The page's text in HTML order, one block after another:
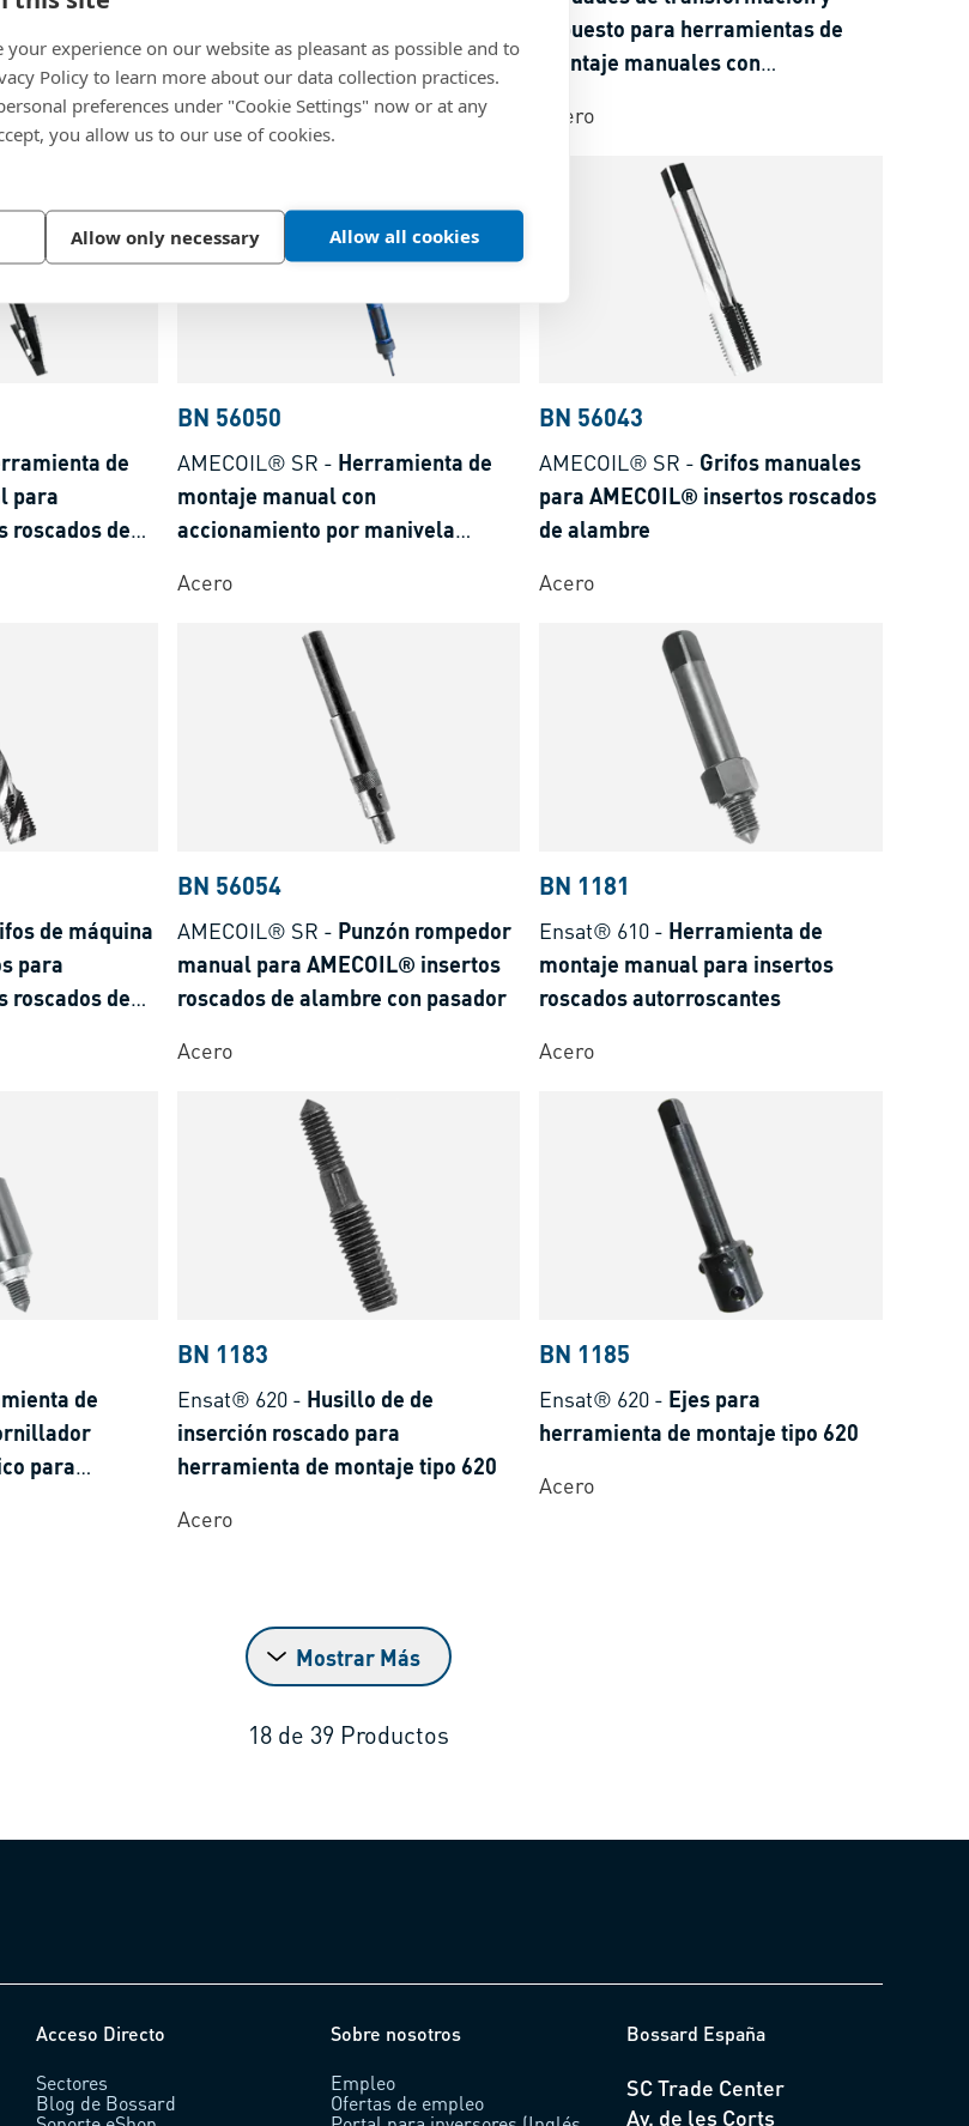
your experience on our website as pleasant as possible and to
Policy to learn more about our data collection practices.
preferences under "Cookie Settings" now or at any
you allow us to our use of cookies.
Allow only necessary Allow all cookies
alambre con
roscados de alambre con pasador
Acero
repuesto para herramientas de
montaje manuales con
FILTEC®+ / LOCKFIL®+ insertos
roscados de alambre con pasador
Acero
de
para
roscados de
BN 56050
AMECOIL® SR - Herramienta de
montaje manual con
accionamiento por manivela
AMECOIL® insertos roscados de
alambre con pasador
Acero
BN 56043
AMECOIL® SR - Grifos manuales
para AMECOIL® insertos roscados
de alambre
Acero
de máquina
para
roscados de
BN 56054
AMECOIL® SR - Punzón rompedor
manual para AMECOIL® insertos
roscados de alambre con pasador
Acero
BN 1181
Ensat® 610 - Herramienta de
montaje manual para insertos
roscados autorroscantes
Acero
de
para
BN 1183
Ensat® 620- Husillo de de
inserción roscado para
herramienta de montaje tipo 620
Acero
BN 1185
Ensat® 620 - Ejes para
herramienta de montaje tipo 620
Acero
Mostrar Más
18 de 39 Productos
Acceso Directo
Sectores
Blog de Bossard
Sobre nosotros
Empleo
Ofertas de empleo
Bossard España
SC Trade Center
Av. de les Corts